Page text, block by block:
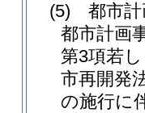
(5)
都市
都市計画
第3項若
市再開発
の施行に